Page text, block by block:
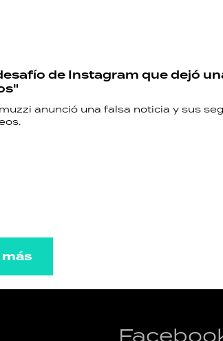
de Instagram que dejó
anunció una falsa noticia y sus